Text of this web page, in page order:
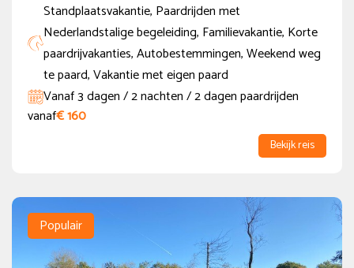
Standplaatsvakantie, Paardrijden met
Nederlandstalige begeleiding, Familievakantie, Korte
paardrijvakanties, Autobestemmingen, Weekend weg
te paard, Vakantie met eigen paard
Vanaf 3 dagen / 2 nachten / 2 dagen paardrijden
vanaf€ 160
Bekijk reis
Populair